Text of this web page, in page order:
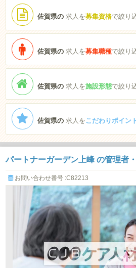
佐賀県の求人を募集資格で絞り
佐賀県の求人を募集職種で絞り
佐賀県の求人を施設形態で絞り
佐賀県の求人をこだわりポイン
パートナーガーデン上峰 の管理者
お問い合わせ番号 :C82213